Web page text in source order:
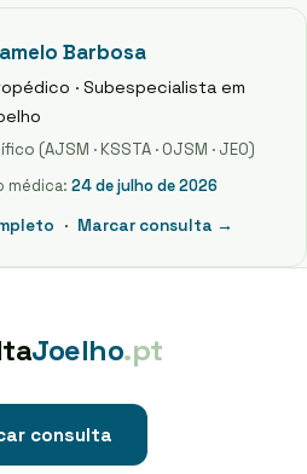
Barbosa
· Subespecialista em
(AJSM · KSSTA · OJSM · JEO)
médica: 24 de julho de 2026
· Marcar consulta →
Joelho.pt
consulta